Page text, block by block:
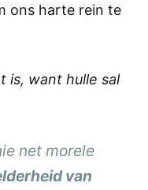
ons harte rein te
is, want hulle sal
net morele
van